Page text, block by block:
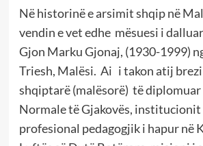
Në historinë e arsimit shqip në
vendin e vet edhe mësuesi i
Gjon Marku Gjonaj, (1930-1999)
Triesh, Malësi. Ai i takon atij
shqiptarë (malësorë) të
Normale të Gjakovës, institucionit
profesional pedagogjik i hapur në